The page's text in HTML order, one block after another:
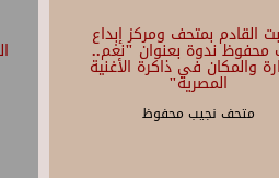
القادم بمتحف ومركز إبداع
محفوظ ندوة بعنوان "نغم..
والمكان في ذاكرة الأغنية
المصرية"
متحف نجيب محفوظ